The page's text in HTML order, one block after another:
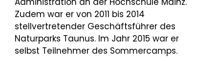
Zudem war er von 2011 bis 2014
stellvertretender Geschäftsführer des
Naturparks Taunus. Im Jahr 2015 war er
selbst Teilnehmer des Sommercamps.